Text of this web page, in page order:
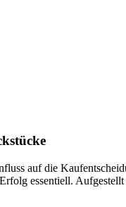
auf die
essentiell.